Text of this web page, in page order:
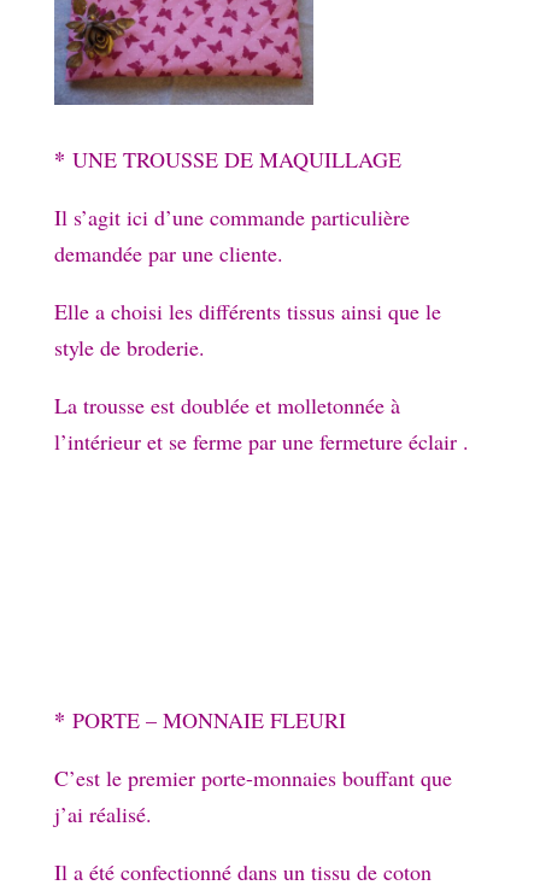
* UNE TROUSSE DE MAQUILLAGE
Il s’agit ici d’une commande particulière
demandée par une cliente.
Elle a choisi les différents tissus ainsi que le
style de broderie.
La trousse est doublée et molletonnée à
l’intérieur et se ferme par une fermeture éclair .
* PORTE – MONNAIE FLEURI
C’est le premier porte-monnaies bouffant que
j’ai réalisé.
Il a été confectionné dans un tissu de coton